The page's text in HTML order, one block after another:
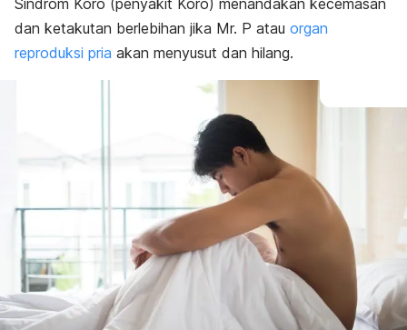
Penyebab
Diagnosis
Pengobatan
Sindrom Koro (penyakit Koro) menandakan kecemasan
dan ketakutan berlebihan jika Mr. P atau organ
reproduksi pria akan menyusut dan hilang.